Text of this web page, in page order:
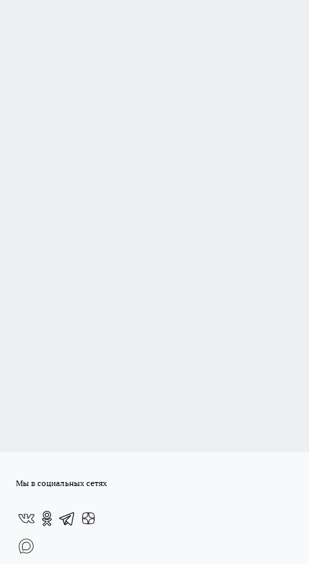
Мы в социальных сетях